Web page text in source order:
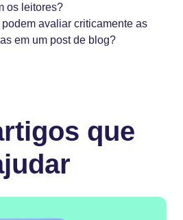
os leitores?
avaliar criticamente as
em um post de blog?
que